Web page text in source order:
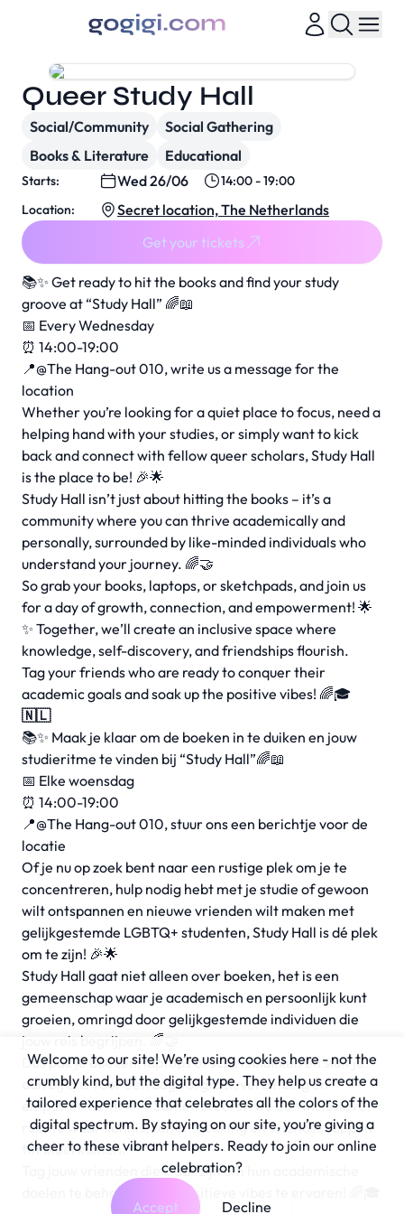
📚✨ Get ready to hit the books and find your study
groove at “Study Hall” 🌈📖
📅 Every Wednesday
⏰ 14:00-19:00
📍@The Hang-out 010, write us a message for the
location
Whether you’re looking for a quiet place to focus, need a
helping hand with your studies, or simply want to kick
back and connect with fellow queer scholars, Study Hall
is the place to be! 🎉🌟
Study Hall isn’t just about hitting the books – it’s a
community where you can thrive academically and
personally, surrounded by like-minded individuals who
understand your journey. 🌈🤝
So grab your books, laptops, or sketchpads, and join us
for a day of growth, connection, and empowerment! 🌟
✨ Together, we’ll create an inclusive space where
knowledge, self-discovery, and friendships flourish.
Tag your friends who are ready to conquer their
academic goals and soak up the positive vibes! 🌈🎓
🇳🇱
📚✨ Maak je klaar om de boeken in te duiken en jouw
studieritme te vinden bij “Study Hall”🌈📖
📅 Elke woensdag
⏰ 14:00-19:00
📍@The Hang-out 010, stuur ons een berichtje voor de
locatie
Of je nu op zoek bent naar een rustige plek om je te
concentreren, hulp nodig hebt met je studie of gewoon
wilt ontspannen en nieuwe vrienden wilt maken met
gelijkgestemde LGBTQ+ studenten, Study Hall is dé plek
om te zijn! 🎉🌟
Study Hall gaat niet alleen over boeken, het is een
gemeenschap waar je academisch en persoonlijk kunt
groeien, omringd door gelijkgestemde individuen die
jouw reis begrijpen. 🌈🤝
Dus pak je boeken, laptops of schetsblokken en sluit je
aan bij ons voor een dag vol groei, verbinding en
empowerment! 🌟✨ Samen creëren we een inclusieve
ruimte waar kennis, zelfontdekking en vriendschappen
tot bloei komen.
Tag jouw vrienden die klaar zijn om hun academische
doelen te behalen en de positieve vibes te ervaren! 🌈🎓
Queer Study Hall
Social/Community
Social Gathering
Books & Literature
Educational
Starts: Wed 26/06
14:00 - 19:00
Location:
Secret location, The Netherlands
Get your tickets
Welcome to our site! We’re using cookies here - not the
crumbly kind, but the digital type. They help us create a
tailored experience that celebrates all the colors of the
digital spectrum. By staying on our site, you’re giving a
cheer to these vibrant helpers. Ready to join our online
celebration?
Accept Decline